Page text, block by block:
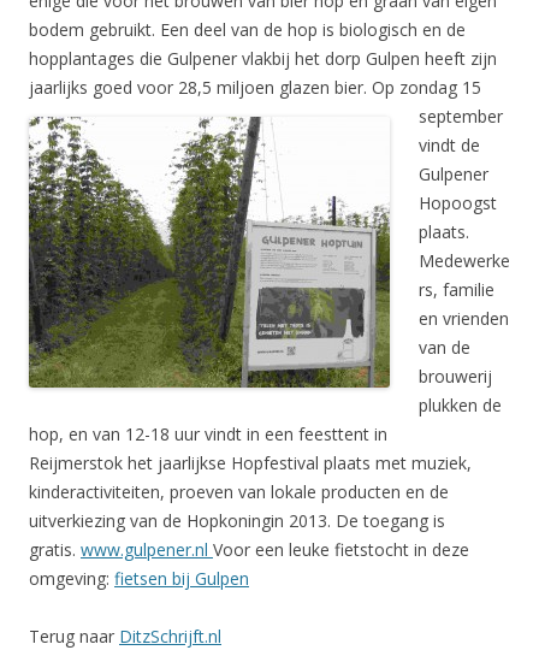
bodem gebruikt. Een deel van de hop is biologisch en de
hopplantages die Gulpener vlakbij het dorp Gulpen heeft zijn
jaarlijks goed voor 28,5 miljoen glazen bier. Op zondag 15
september
vindt de
Gulpener
Hopoogst
plaats.
Medewerke
rs, familie
en vrienden
van de
brouwerij
plukken de
hop, en van 12-18 uur vindt in een feesttent in
Reijmerstok het jaarlijkse Hopfestival plaats met muziek,
kinderactiviteiten, proeven van lokale producten en de
uitverkiezing van de Hopkoningin 2013. De toegang is
gratis. www.gulpener.nl Voor een leuke fietstocht in deze
omgeving: fietsen bij Gulpen
Terug naar DitzSchrijft.nl